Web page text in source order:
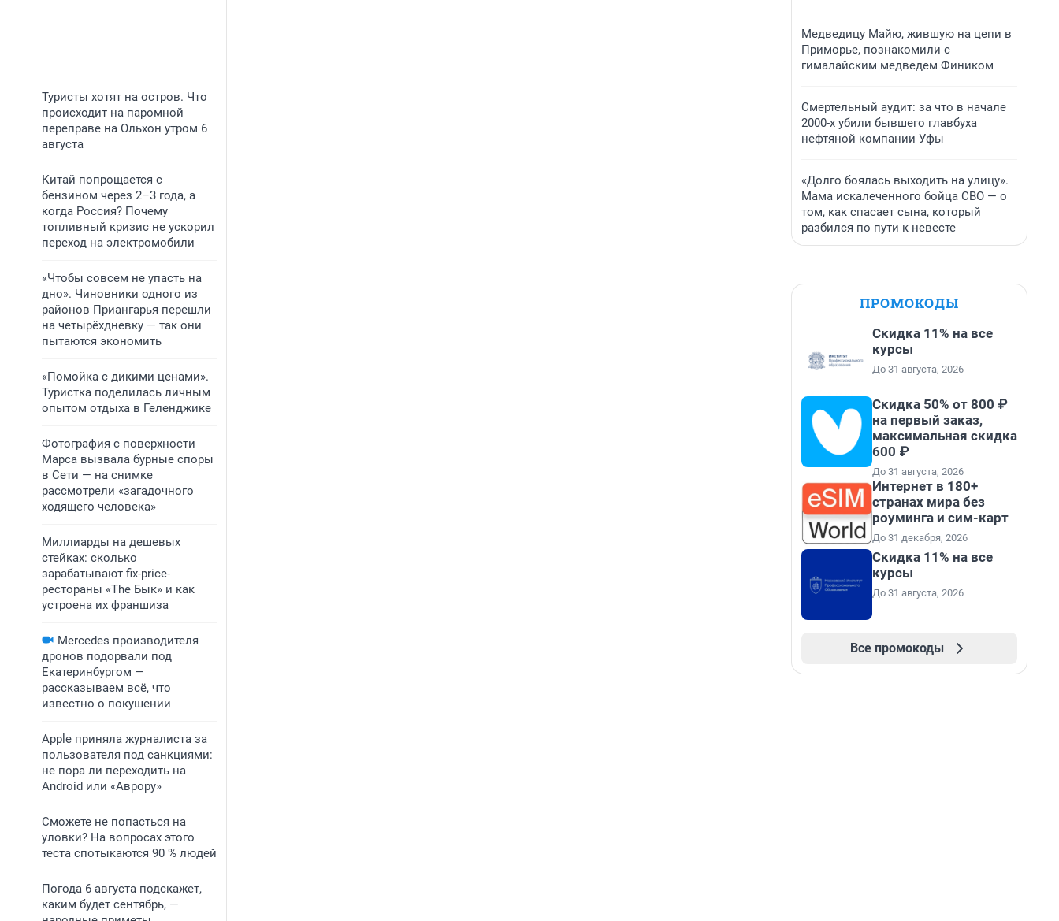
Туристы хотят на остров. Что
происходит на паромной
переправе на Ольхон утром 6
августа
Китай попрощается с
бензином через 2–3 года, а
когда Россия? Почему
топливный кризис не ускорил
переход на электромобили
«Чтобы совсем не упасть на
дно». Чиновники одного из
районов Приангарья перешли
на четырёхдневку — так они
пытаются экономить
«Помойка с дикими ценами».
Туристка поделилась личным
опытом отдыха в Геленджике
Фотография с поверхности
Марса вызвала бурные споры
в Сети — на снимке
рассмотрели «загадочного
ходящего человека»
Миллиарды на дешевых
стейках: сколько
зарабатывают fix-price-
рестораны «The Бык» и как
устроена их франшиза
Mercedes производителя
дронов подорвали под
Екатеринбургом —
рассказываем всё, что
известно о покушении
Apple приняла журналиста за
пользователя под санкциями:
не пора ли переходить на
Android или «Аврору»
Сможете не попасться на
уловки? На вопросах этого
теста спотыкаются 90 % людей
Погода 6 августа подскажет,
каким будет сентябрь, —
Медведицу Майю, жившую на цепи в
Приморье, познакомили с
гималайским медведем Фиником
Смертельный аудит: за что в начале
2000-х убили бывшего главбуха
нефтяной компании Уфы
«Долго боялась выходить на улицу».
Мама искалеченного бойца СВО — о
том, как спасает сына, который
разбился по пути к невесте
ПРОМОКОДЫ
Скидка 11% на все
курсы
До 31 августа, 2026
Скидка 50% от 800 ₽
на первый заказ,
максимальная скидка
600 ₽
До 31 августа, 2026
Интернет в 180+
странах мира без
роуминга и сим-карт
До 31 декабря, 2026
Скидка 11% на все
курсы
До 31 августа, 2026
Все промокоды